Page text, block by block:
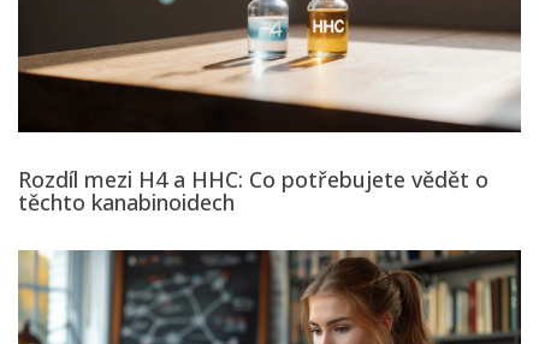
Rozdíl mezi H4 a HHC: Co potřebujete vědět o
těchto kanabinoidech